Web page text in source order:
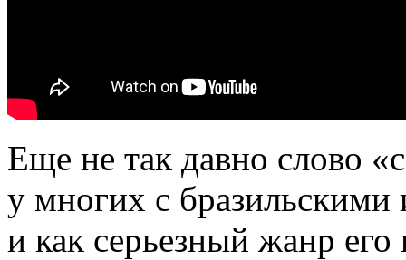
Еще не так давно слово
у многих с
и как серьезный жанр